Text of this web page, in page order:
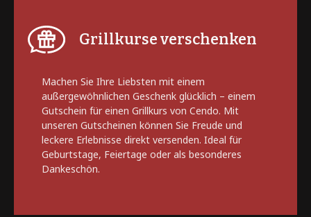
Grillkurse verschenken
Machen Sie Ihre Liebsten mit einem
außergewöhnlichen Geschenk glücklich – einem
Gutschein für einen Grillkurs von Cendo. Mit
unseren Gutscheinen können Sie Freude und
leckere Erlebnisse direkt versenden. Ideal für
Geburtstage, Feiertage oder als besonderes
Dankeschön.